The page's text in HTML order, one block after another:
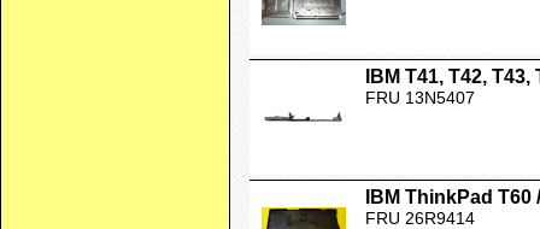
IBM T41, T42,
FRU 13N5407
IBM ThinkPad
FRU 26R9414